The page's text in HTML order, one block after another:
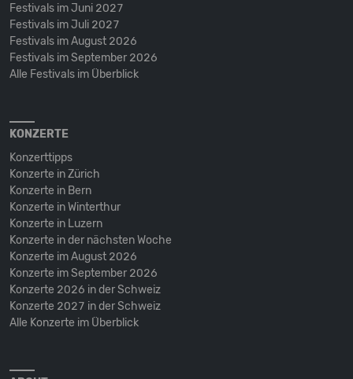
Festivals im Juni 2027
Festivals im Juli 2027
Festivals im August 2026
Festivals im September 2026
Alle Festivals im Überblick
KONZERTE
Konzerttipps
Konzerte in Zürich
Konzerte in Bern
Konzerte in Winterthur
Konzerte in Luzern
Konzerte in der nächsten Woche
Konzerte im August 2026
Konzerte im September 2026
Konzerte 2026 in der Schweiz
Konzerte 2027 in der Schweiz
Alle Konzerte im Überblick